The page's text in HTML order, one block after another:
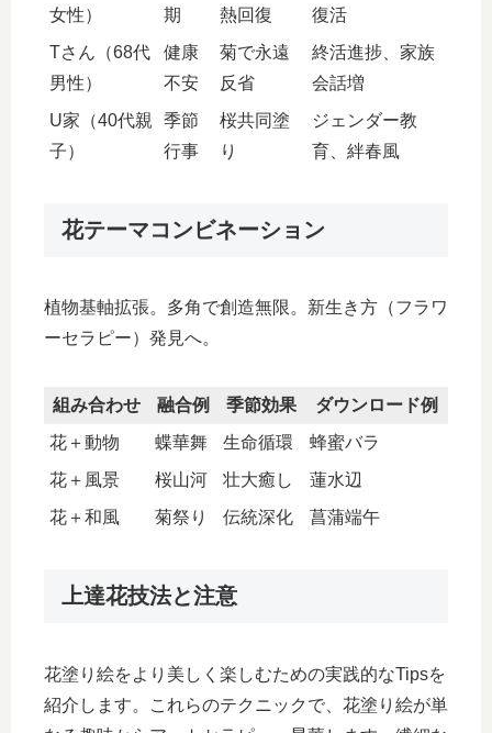
女性）
期
熱回復
復活
Tさん（68代
男性）
健康
不安
菊で永遠
反省
終活進捗、家族
会話増
U家（40代親
子）
季節
行事
桜共同塗
り
ジェンダー教
育、絆春風
花テーマコンビネーション
植物基軸拡張。多角で創造無限。新生き方（フラワ
ーセラピー）発見へ。
組み合わせ 融合例 季節効果
ダウンロード例
花＋動物
蝶華舞 生命循環
蜂蜜バラ
花＋風景
桜山河 壮大癒し
蓮水辺
花＋和風
菊祭り 伝統深化 菖蒲端午
上達花技法と注意
花塗り絵をより美しく楽しむための実践的なTipsを
紹介します。これらのテクニックで、花塗り絵が単